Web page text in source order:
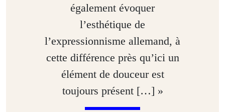
également évoquer
l’esthétique de
l’expressionnisme allemand, à
cette différence près qu’ici un
élément de douceur est
toujours présent […] »